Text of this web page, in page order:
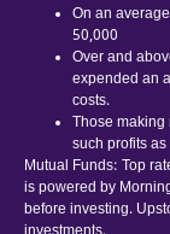
On an
50,000
Over and
expended an
costs.
Those making
such profits
Mutual Funds: Top
is powered by
before investing.